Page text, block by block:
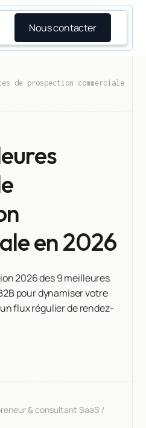
Nous contacter
de prospection commerciale
en 2026
2026 des 9 meilleures
pour dynamiser votre
flux régulier de rendez-
& consultant SaaS /